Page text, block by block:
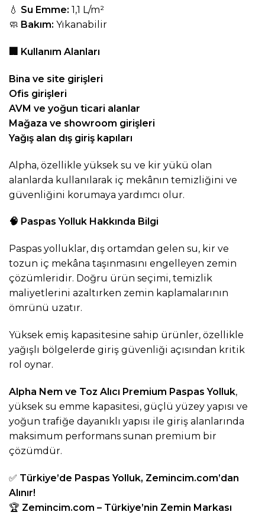
💧 Su Emme: 1,1 L/m²
🧼 Bakım: Yıkanabilir
🏢 Kullanım Alanları
Bina ve site girişleri
Ofis girişleri
AVM ve yoğun ticari alanlar
Mağaza ve showroom girişleri
Yağış alan dış giriş kapıları
Alpha, özellikle yüksek su ve kir yükü olan
alanlarda kullanılarak iç mekânın temizliğini ve
güvenliğini korumaya yardımcı olur.
🧠 Paspas Yolluk Hakkında Bilgi
Paspas yolluklar, dış ortamdan gelen su, kir ve
tozun iç mekâna taşınmasını engelleyen zemin
çözümleridir. Doğru ürün seçimi, temizlik
maliyetlerini azaltırken zemin kaplamalarının
ömrünü uzatır.
Yüksek emiş kapasitesine sahip ürünler, özellikle
yağışlı bölgelerde giriş güvenliği açısından kritik
rol oynar.
Alpha Nem ve Toz Alıcı Premium Paspas Yolluk,
yüksek su emme kapasitesi, güçlü yüzey yapısı ve
yoğun trafiğe dayanıklı yapısı ile giriş alanlarında
maksimum performans sunan premium bir
çözümdür.
✅ Türkiye’de Paspas Yolluk, Zemincim.com’dan
Alınır!
🏆 Zemincim.com – Türkiye’nin Zemin Markası